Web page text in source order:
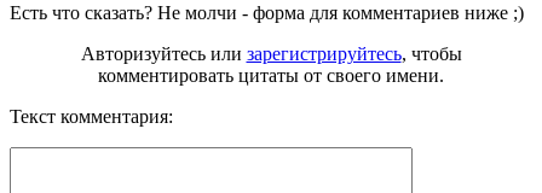
Есть что сказать? Не молчи - форма для комментариев ниже ;)
Авторизуйтесь или зарегистрируйтесь, чтобы
комментировать цитаты от своего имени.
Текст комментария: